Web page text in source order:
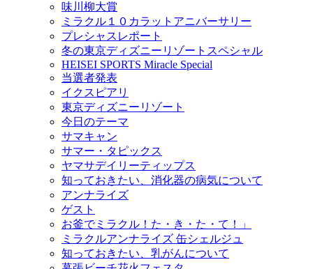
味川柳大賞
ミラクル１０カラットアニバーサリー
プレシャスレポート
冬の東京ディズニーリゾートスペシャル
HEISEI SPORTS Miracle Special
当選者発表
イクスピアリ
東京ディズニーリゾート
今日のテーマ
サマキャン
サマー・タピックス
ヤマサデイリーティップス
知っておきたい、消化器の病気について
アンナライズ
ゲスト
お釜でミラクル！た・き・た・て！」
ミラクルアンナライズ 缶シェルジュ
知っておきたい、乳がんについて